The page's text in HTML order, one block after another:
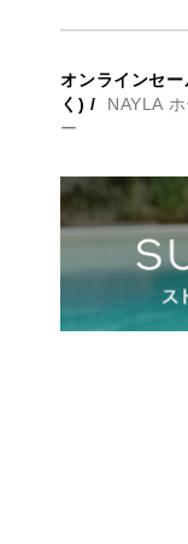
オンラインセー
く) /
NAYLA
ー